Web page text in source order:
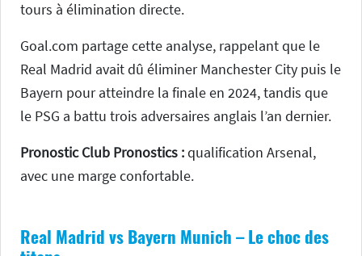
tours à élimination directe.
Goal.com partage cette analyse, rappelant que le
Real Madrid avait dû éliminer Manchester City puis le
Bayern pour atteindre la finale en 2024, tandis que
le PSG a battu trois adversaires anglais l’an dernier.
Pronostic Club Pronostics :qualification Arsenal,
avec une marge confortable.
Real Madrid vs Bayern Munich – Le choc des